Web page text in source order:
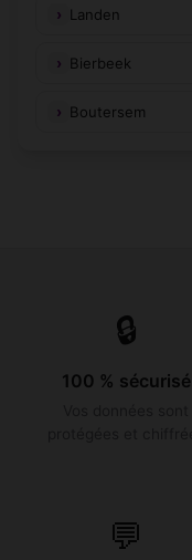
Landen
Bierbeek
Boutersem
🔒
100 % sécurisé
💬